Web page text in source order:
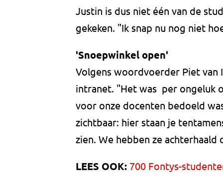
Justin is dus niet één van de
gekeken. "Ik snap nu nog niet
'Snoepwinkel open'
Volgens woordvoerder Piet
intranet. "Het was per ongeluk
voor onze docenten bedoeld
zichtbaar: hier staan je
zien. We hebben ze achterhaald
LEES OOK: 700 Fontys-